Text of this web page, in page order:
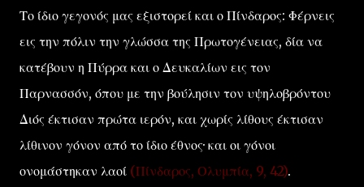
Το ίδιο γεγονός μας εξιστορεί και ο Πίνδαρος: Φέρνεις
εις την πόλιν την γλώσσα της Πρωτογένειας, δία να
κατέβουν η Πύρρα και ο Δευκαλίων εις τον
Παρνασσόν, όπου με την βούλησιν τον υψηλοβρόντου
Διός έκτισαν πρώτα ιερόν, και χωρίς λίθους έκτισαν
λίθινον γόνον από το ίδιο έθνος· και οι γόνοι
ονομάστηκαν λαοί (Πίνδαρος, Ολυμπία, 9, 42).